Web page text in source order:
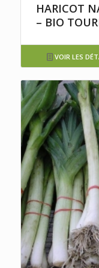
HARICOT
– BIO
VOIR LES